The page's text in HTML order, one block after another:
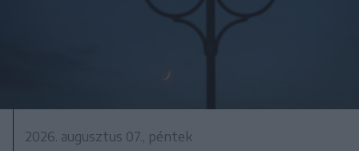
2026. augusztus 07., péntek